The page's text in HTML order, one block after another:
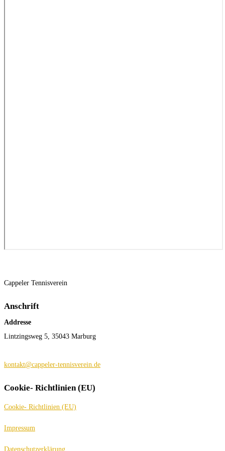
Cappeler Tennisverein
Anschrift
Addresse
Lintzingsweg 5, 35043 Marburg
kontakt@cappeler-tennisverein.de
Cookie- Richtlinien (EU)
Cookie- Richtlinien (EU)
Impressum
Datenschutzerklärung